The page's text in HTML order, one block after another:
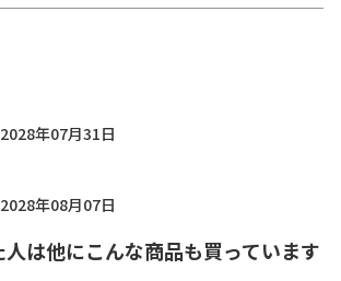
年07月31日
年08月07日
は他にこんな商品も買っています